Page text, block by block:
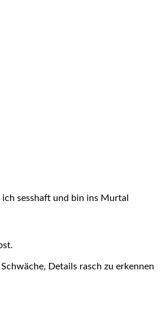
sesshaft und bin ins Murtal
Details rasch zu erkennen